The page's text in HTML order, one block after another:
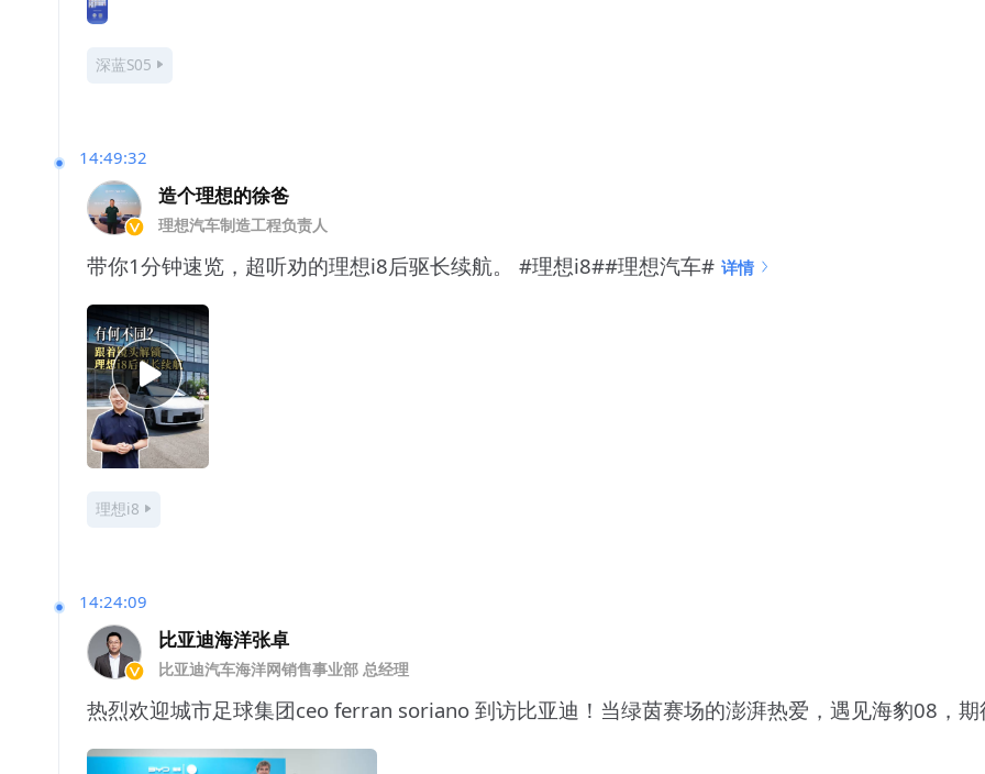
深蓝S05
14:49:32
造个理想的徐爸
理想汽车制造工程负责人
带你1分钟速览，超听劝的理想i8后驱长续航。 #理想i8##理想汽车# 详情
理想i8
14:24:09
比亚迪海洋张卓
比亚迪汽车海洋网销售事业部 总经理
热烈欢迎城市足球集团ceo ferran soriano 到访比亚迪！当绿茵赛场的澎湃热爱，遇见海豹08，